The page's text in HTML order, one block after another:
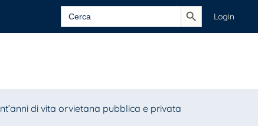
Search
for:
Search Button
Login
di vita orvietana pubblica e privata